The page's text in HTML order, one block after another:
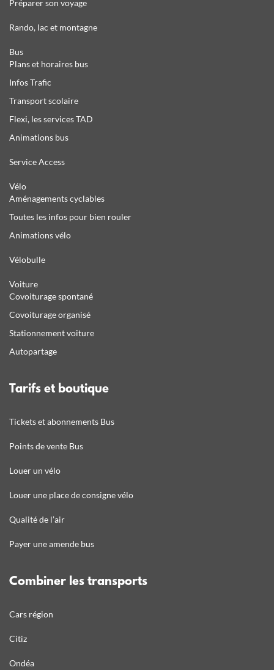
Préparer son voyage
Rando, lac et montagne
Bus
Plans et horaires bus
Infos Trafic
Transport scolaire
Flexi, les services TAD
Animations bus
Service Access
Vélo
Aménagements cyclables
Toutes les infos pour bien rouler
Animations vélo
Vélobulle
Voiture
Covoiturage spontané
Covoiturage organisé
Stationnement voiture
Autopartage
Tarifs et boutique
Tickets et abonnements Bus
Points de vente Bus
Louer un vélo
Louer une place de consigne vélo
Qualité de l’air
Payer une amende bus
Combiner les transports
Cars région
Citiz
Ondéa